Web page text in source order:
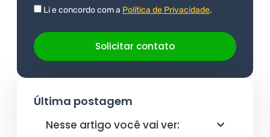
Li e concordo com a Política de Privacidade.
Solicitar contato
Última postagem
Nesse artigo você vai ver: